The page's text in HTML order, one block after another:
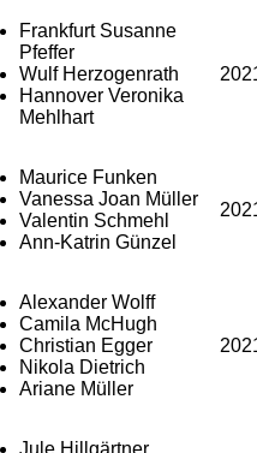
Frankfurt Susanne
Pfeffer
Wulf Herzogenrath
Hannover Veronika
Mehlhart
Maurice Funken
Vanessa Joan Müller
Valentin Schmehl
Ann-Katrin Günzel
Alexander Wolff
Camila McHugh
Christian Egger
Nikola Dietrich
Ariane Müller